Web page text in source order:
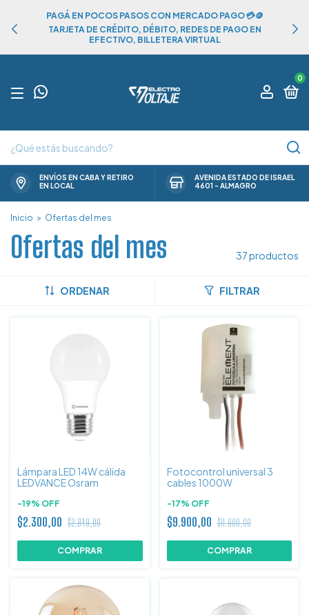
PAGÁ EN POCOS PASOS CON MERCADO PAGO 💳🪙
TARJETA DE CRÉDITO, DÉBITO, REDES DE PAGO EN
EFECTIVO, BILLETERA VIRTUAL
0
ENVÍOS EN CABA Y RETIRO
EN LOCAL
AVENIDA ESTADO DE ISRAEL
4601 - ALMAGRO
Inicio > Ofertas del mes
Ofertas del mes 37 productos
ORDENAR FILTRAR
Lámpara LED 14W cálida
LEDVANCE Osram
-19% OFF
$2.300,00 $2.849,00
Fotocontrol universal 3
cables 1000W
-17% OFF
$9.900,00 $11.900,00